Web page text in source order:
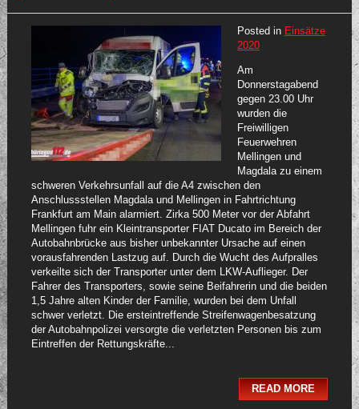
Posted in Einsätze
2020
Am
Donnerstagabend
gegen 23.00 Uhr
wurden die
Freiwilligen
Feuerwehren
Mellingen und
Magdala zu einem
schweren Verkehrsunfall auf die A4 zwischen den
Anschlussstellen Magdala und Mellingen in Fahrtrichtung
Frankfurt am Main alarmiert. Zirka 500 Meter vor der Abfahrt
Mellingen fuhr ein Kleintransporter FIAT Ducato im Bereich der
Autobahnbrücke aus bisher unbekannter Ursache auf einen
vorausfahrenden Lastzug auf. Durch die Wucht des Aufpralles
verkeilte sich der Transporter unter dem LKW-Auflieger. Der
Fahrer des Transporters, sowie seine Beifahrerin und die beiden
1,5 Jahre alten Kinder der Familie, wurden bei dem Unfall
schwer verletzt. Die ersteintreffende Streifenwagenbesatzung
der Autobahnpolizei versorgte die verletzten Personen bis zum
Eintreffen der Rettungskräfte...
READ MORE